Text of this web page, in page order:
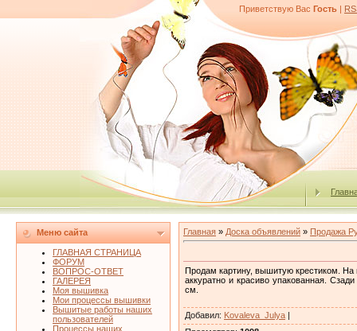
Приветствую Вас Гость |
Меню сайта
ГЛАВНАЯ СТРАНИЦА
ФОРУМ
ВОПРОС-ОТВЕТ
ГАЛЕРЕЯ
Моя вышивка
Мои процессы вышивки
Вышитые работы наших
пользователей
Процессы наших
Главная » Доска объявлений » Продажа
Продам картину, вышитую крестиком. На
аккуратно и красиво упакованная.
см.
Добавил: Kovaleva_Julya |